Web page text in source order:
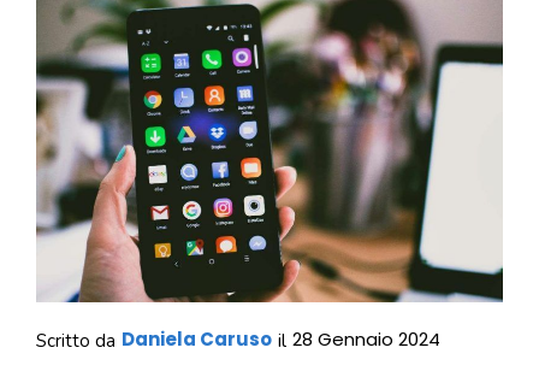
Scritto da Daniela Caruso il 28 Gennaio 2024